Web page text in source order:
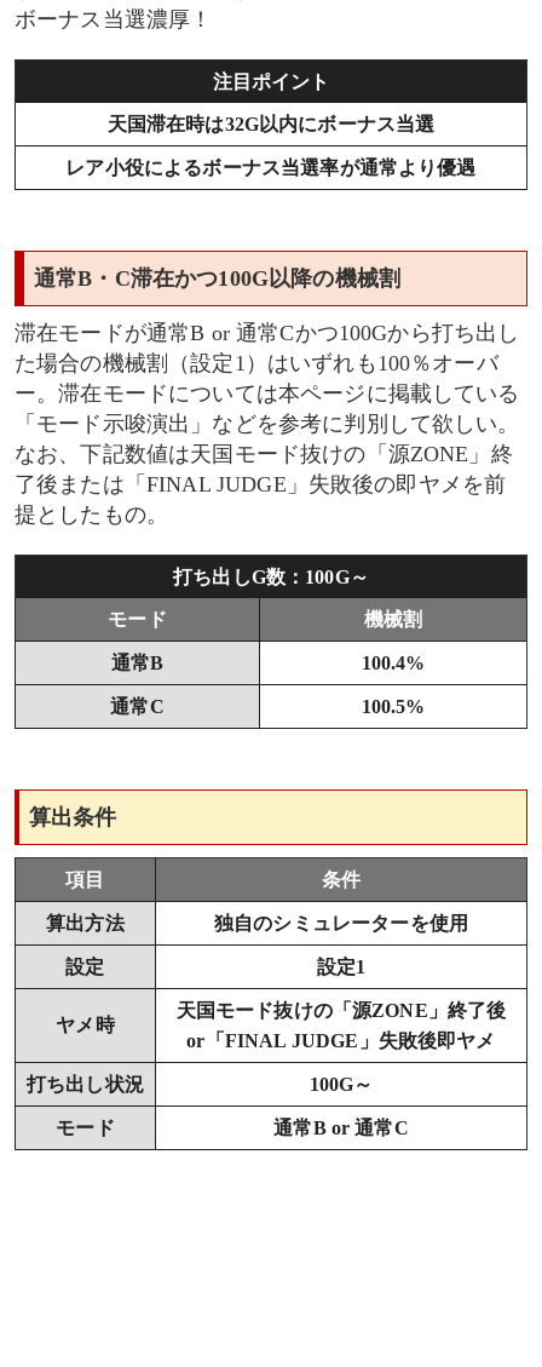
ボーナス当選濃厚！
注目ポイント
天国滞在時は32G以内にボーナス当選
レア小役によるボーナス当選率が通常より優遇
通常B・C滞在かつ100G以降の機械割
滞在モードが通常B or 通常Cかつ100Gから打ち出し
た場合の機械割（設定1）はいずれも100％オーバ
ー。滞在モードについては本ページに掲載している
「モード示唆演出」などを参考に判別して欲しい。
なお、下記数値は天国モード抜けの「源ZONE」終
了後または「FINAL JUDGE」失敗後の即ヤメを前
提としたもの。
打ち出しG数：100G～
モード 機械割
通常B 100.4%
通常C 100.5%
算出条件
項目 条件
算出方法 独自のシミュレーターを使用
設定 設定1
ヤメ時
天国モード抜けの「源ZONE」終了後
or「FINAL JUDGE」失敗後即ヤメ
打ち出し状況 100G～
モード 通常B or 通常C